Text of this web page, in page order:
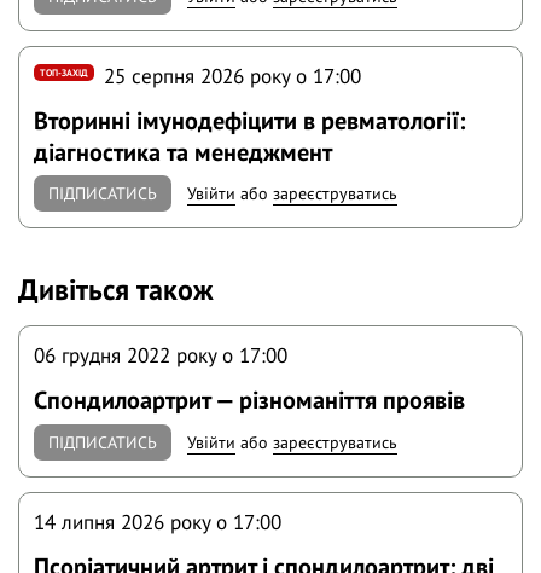
ТОП-ЗАХІД 25 серпня 2026 року o 17:00
Вторинні імунодефіцити в ревматології:
діагностика та менеджмент
ПІДПИСАТИСЬ Увійти абозареєструватись
Дивіться також
06 грудня 2022 року o 17:00
Спондилоартрит — різноманіття проявів
ПІДПИСАТИСЬ Увійти абозареєструватись
14 липня 2026 року o 17:00
Псоріатичний артрит і спондилоартрит: дві